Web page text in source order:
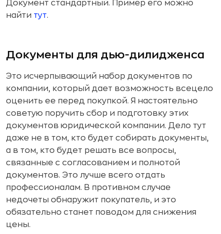
Документ стандартный. Пример его можно
найти тут.
Документы для дью-дилидженса
Это исчерпывающий набор документов по
компании, который дает возможность всецело
оценить ее перед покупкой. Я настоятельно
советую поручить сбор и подготовку этих
документов юридической компании. Дело тут
даже не в том, кто будет собирать документы,
а в том, кто будет решать все вопросы,
связанные с согласованием и полнотой
документов. Это лучше всего отдать
профессионалам. В противном случае
недочеты обнаружит покупатель, и это
обязательно станет поводом для снижения
цены.